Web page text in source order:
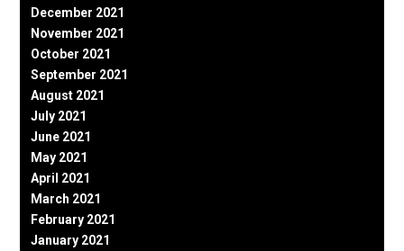
December 2021
November 2021
October 2021
September 2021
August 2021
July 2021
June 2021
May 2021
April 2021
March 2021
February 2021
January 2021